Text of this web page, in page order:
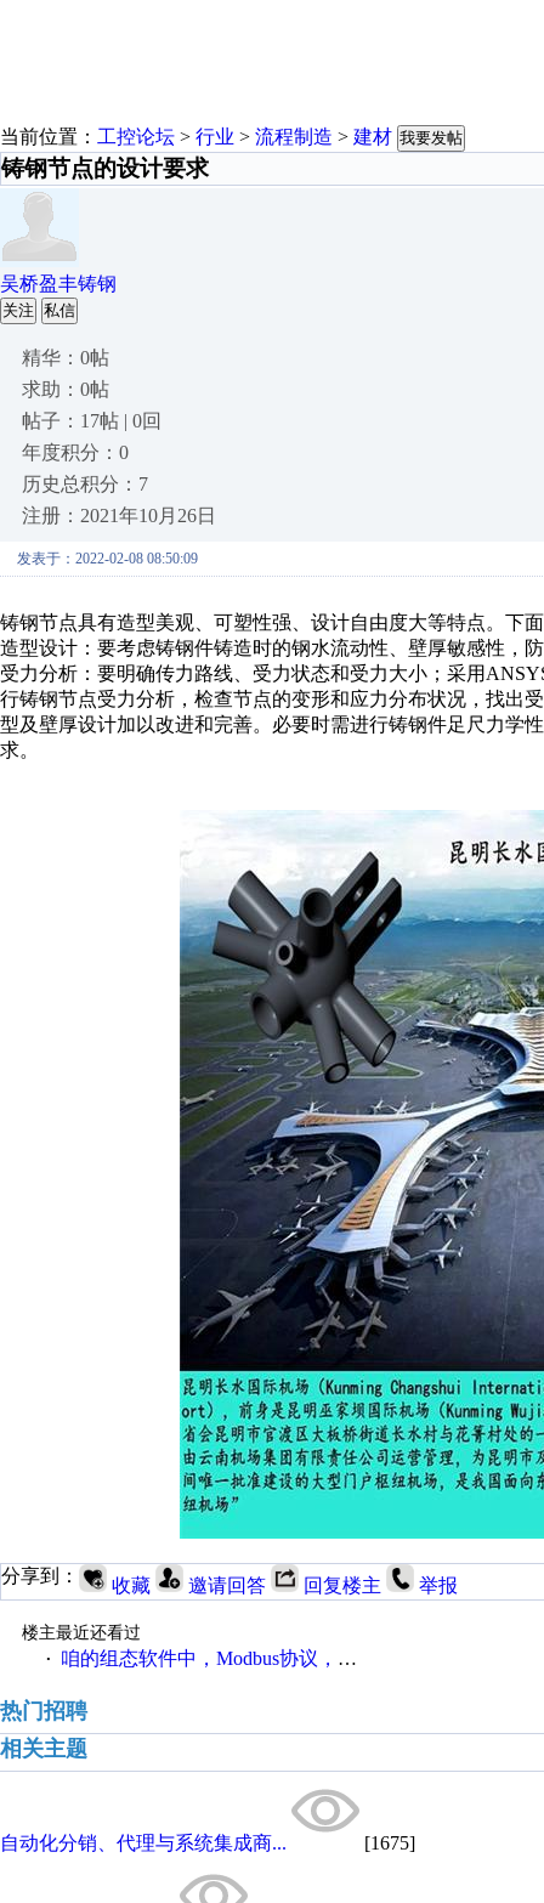
当前位置： 工控论坛 > 行业 > 流程制造 > 建材 我要发帖
铸钢节点的设计要求
吴桥盈丰铸钢
关注 私信
精华：0帖
求助：0帖
帖子：17帖 | 0回
年度积分：0
历史总积分：7
注册：2021年10月26日
发表于：2022-02-08 08:50:09
铸钢节点具有造型美观、可塑性强、设计自由度大等特点。下
造型设计：要考虑铸钢件铸造时的钢水流动性、壁厚敏感性，
受力分析：要明确传力路线、受力状态和受力大小；采用
行铸钢节点受力分析，检查节点的变形和应力分布状况，找出
型及壁厚设计加以改进和完善。必要时需进行铸钢件足尺力学
求。
分享到： 收藏 邀请回答 回复楼主 举报
楼主最近还看过
·
咱的组态软件中，Modbus协议，如何寻址字变量中某一位
热门招聘
相关主题
自动化分销、代理与系统集成商... [1675]